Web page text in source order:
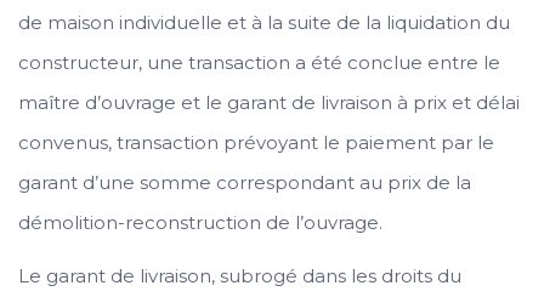
de maison individuelle et à la suite de la liquidation du
constructeur, une transaction a été conclue entre le
maître d’ouvrage et le garant de livraison à prix et délai
convenus, transaction prévoyant le paiement par le
garant d’une somme correspondant au prix de la
démolition-reconstruction de l’ouvrage.
Le garant de livraison, subrogé dans les droits du